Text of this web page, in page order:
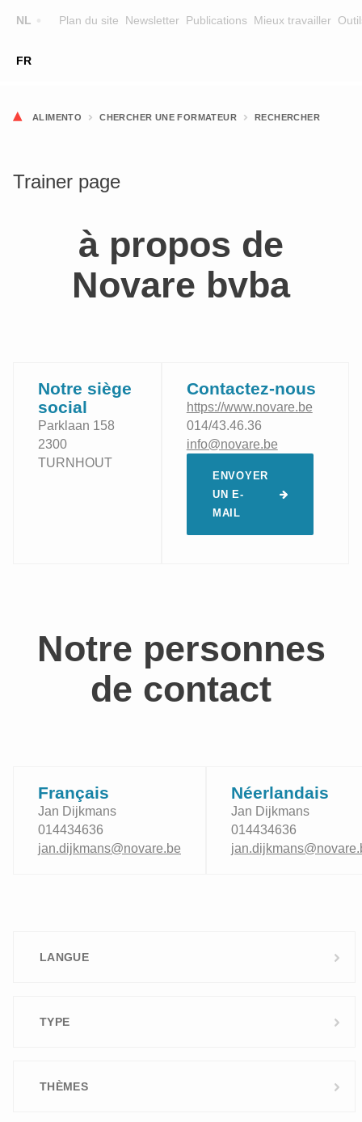
NL
FR
Plan du site Newsletter Publications Mieux travailler
ALIMENTO CHERCHER UNE FORMATEUR RECHERCHER
Trainer page
à propos de
Novare bvba
Notre siège
social
Parklaan 158
2300
TURNHOUT
Contactez-nous
https://www.novare.be
014/43.46.36
info@novare.be
ENVOYER
UN E-
MAIL
Notre personnes
de contact
Français
Jan Dijkmans
014434636
jan.dijkmans@novare.be
Néerlandais
Jan Dijkmans
014434636
LANGUE
TYPE
Interentreprise
THÈMES